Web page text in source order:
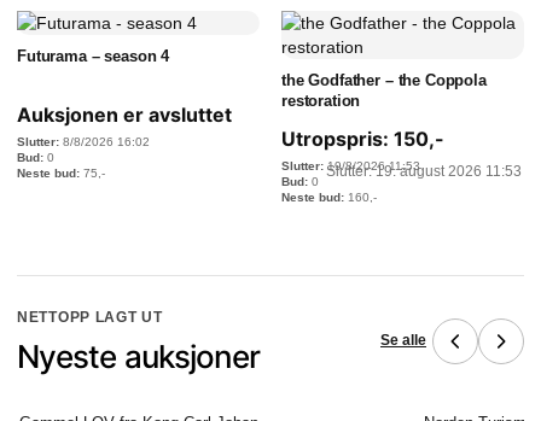
Futurama – season 4
Auksjonen er avsluttet
8/8/2026 16:02
0
75 ,- Slutter: 19. august 2026 11:53
the Godfather – the Coppola
restoration
Utropspris: 150,-
19/8/2026 11:53
0
160 ,-
NETTOPP LAGT UT
Nyeste auksjoner Se alle